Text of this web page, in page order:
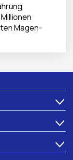
Magen-
>
>
>